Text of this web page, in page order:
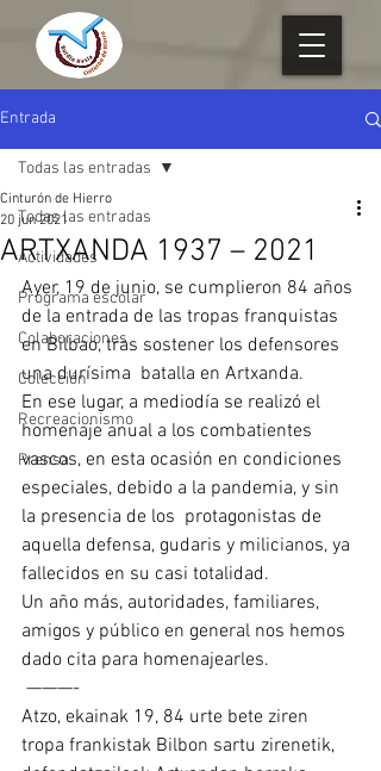
Entrada
Todas las entradas
Actividades
Programa escolar
Colaboraciones
Colección
Recreacionismo
Prensa
Todas las entradas
ARTXANDA 1937 – 2021
Cinturón de Hierro
20 jun 2021
Ayer, 19 de junio, se cumplieron 84 años
de la entrada de las tropas franquistas
en Bilbao, tras sostener los defensores
una durísima  batalla en Artxanda.
En ese lugar, a mediodía se realizó el
homenaje anual a los combatientes
vascos, en esta ocasión en condiciones
especiales, debido a la pandemia, y sin
la presencia de los  protagonistas de
aquella defensa, gudaris y milicianos, ya
fallecidos en su casi totalidad.
Un año más, autoridades, familiares,
amigos y público en general nos hemos
dado cita para homenajearles.
———-
Atzo, ekainak 19, 84 urte bete ziren
tropa frankistak Bilbon sartu zirenetik,